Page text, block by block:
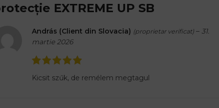
EXTREME UP SB
András (Client din Slovacia) (proprietar verificat) – 31.
martie 2026
Kicsit szűk, de remélem megtagul